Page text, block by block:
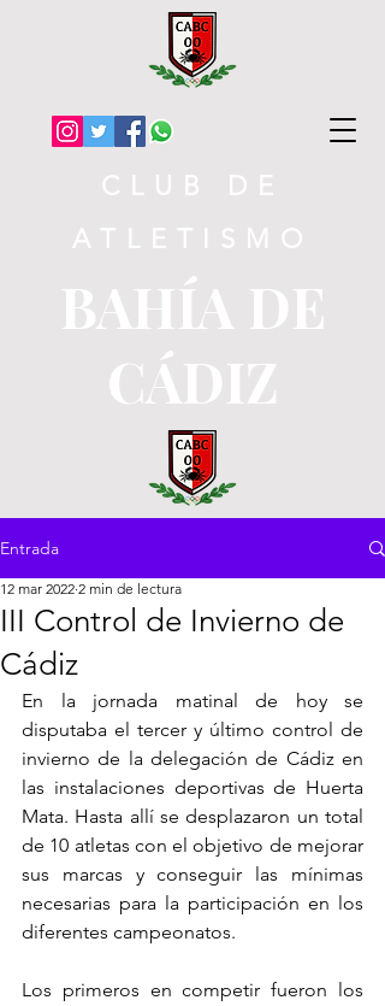
BAHÍA DE
CÁDIZ
CLUB DE
ATLETISMO
Entrada
III Control de Invierno de
Cádiz
12 mar 2022 2 min de lectura
En la jornada matinal de hoy se
disputaba el tercer y último control de
invierno de la delegación de Cádiz en
las instalaciones deportivas de Huerta
Mata. Hasta allí se desplazaron un total
de 10 atletas con el objetivo de mejorar
sus marcas y conseguir las mínimas
necesarias para la participación en los
diferentes campeonatos.
Los primeros en competir fueron los